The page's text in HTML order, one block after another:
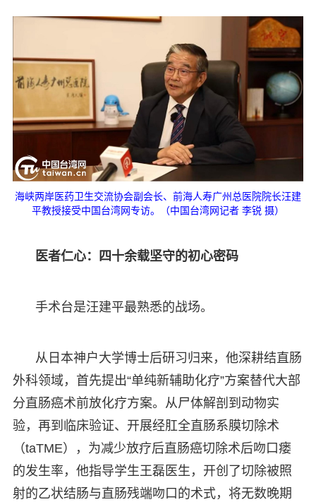
海峡两岸医药卫生交流协会副会长、前海人寿广州总医院院长汪建
平教授接受中国台湾网专访。（中国台湾网记者 李锐 摄）
医者仁心：四十余载坚守的初心密码
手术台是汪建平最熟悉的战场。
从日本神户大学博士后研习归来，他深耕结直肠
外科领域，首先提出“单纯新辅助化疗”方案替代大部
分直肠癌术前放化疗方案。从尸体解剖到动物实
验，再到临床验证、开展经肛全直肠系膜切除术
（taTME），为减少放疗后直肠癌切除术后吻口瘘
的发生率，他指导学生王磊医生，开创了切除被照
射的乙状结肠与直肠残端吻口的术式，将无数晚期